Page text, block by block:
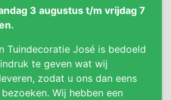
3 augustus t/m vrijdag 7
Tuindecoratie José is bedoeld
te geven wat wij
zodat u ons dan eens
Wij hebben een